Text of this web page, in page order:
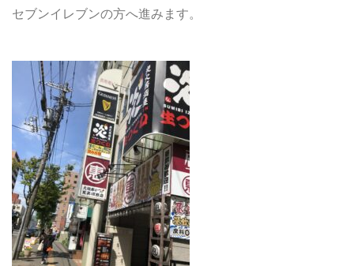
セブンイレブンの方へ進みます。